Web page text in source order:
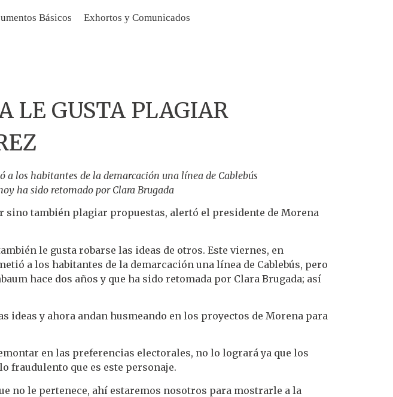
Básicos
Exhortos y Comunicados
LE GUSTA PLAGIAR
a los habitantes de la demarcación una línea de Cablebús
ha sido retomado por Clara Brugada
sino también plagiar propuestas, alertó el presidente de Morena
le gusta robarse las ideas de otros. Este viernes, en
a los habitantes de la demarcación una línea de Cablebús, pero
hace dos años y que ha sido retomada por Clara Brugada; así
ideas y ahora andan husmeando en los proyectos de Morena para
en las preferencias electorales, no lo logrará ya que los
fraudulento que es este personaje.
no le pertenece, ahí estaremos nosotros para mostrarle a la